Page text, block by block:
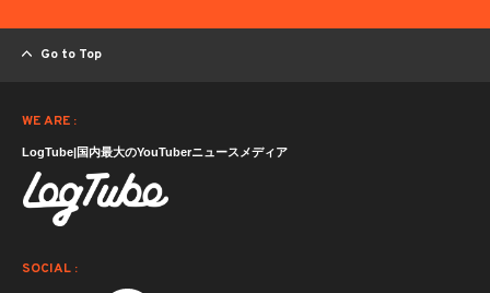
Go to Top
WE ARE :
LogTube|国内最大のYouTuberニュースメディア
SOCIAL :